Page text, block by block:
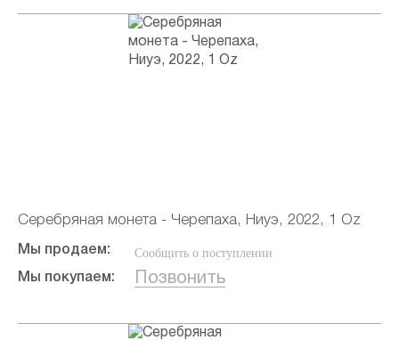
Серебряная монета - Черепаха, Ниуэ, 2022, 1 Oz
Мы продаем: Сообщить о поступлении
Мы покупаем: Позвонить